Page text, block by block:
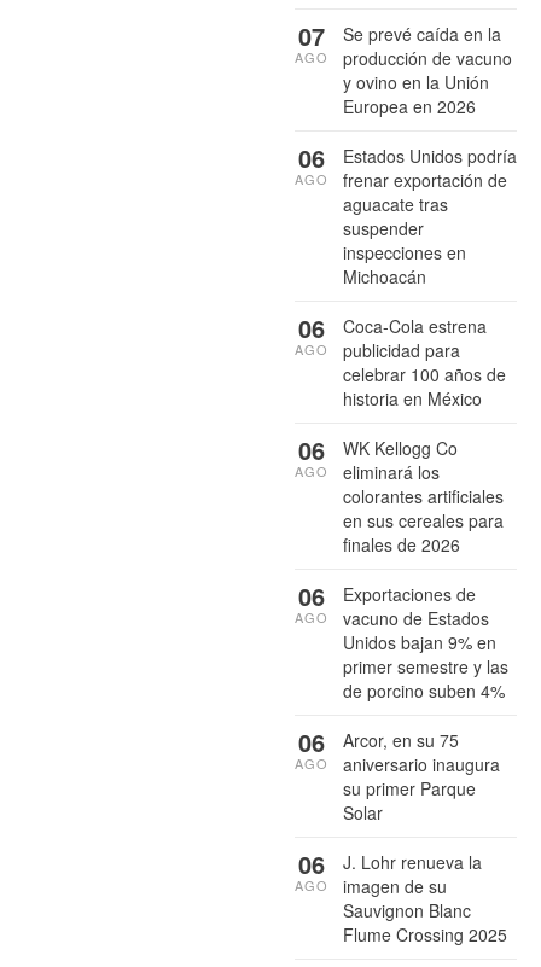
Se prevé caída en la
producción de vacuno
y ovino en la Unión
Europea en 2026
07
AGO
Estados Unidos podría
frenar exportación de
aguacate tras
suspender
inspecciones en
Michoacán
06
AGO
Coca-Cola estrena
publicidad para
celebrar 100 años de
historia en México
06
AGO
WK Kellogg Co
eliminará los
colorantes artificiales
en sus cereales para
finales de 2026
06
AGO
Exportaciones de
vacuno de Estados
Unidos bajan 9% en
primer semestre y las
de porcino suben 4%
06
AGO
Arcor, en su 75
aniversario inaugura
su primer Parque
Solar
06
AGO
J. Lohr renueva la
imagen de su
Sauvignon Blanc
Flume Crossing 2025
06
AGO